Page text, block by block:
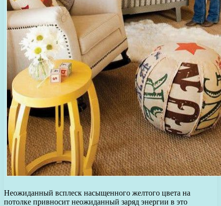
Неожиданный всплеск насыщенного желтого цвета на
потолке привносит неожиданный заряд энергии в это